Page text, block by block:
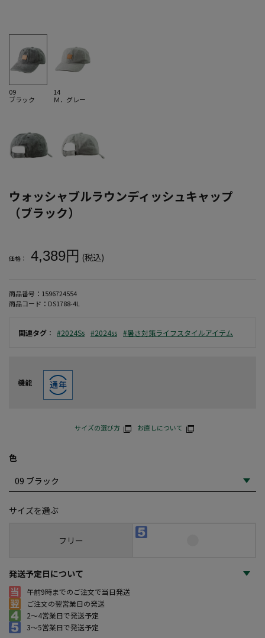
09
ブラック
14
Ｍ．グレー
ウォッシャブルラウンディッシュキャップ
（ブラック）
価格： 4,389円 (税込)
商品番号： 1596724554
商品コード： DS1788-4L
関連タグ ： #2024Ss #2024ss #暑さ対策ライフスタイルアイテム
機能
サイズの選び方 お直しについて
色
サイズを選ぶ
フリー
発送予定日について
午前9時までのご注文で当日発送
ご注文の翌営業日の発送
2～4営業日で発送予定
3～5営業日で発送予定